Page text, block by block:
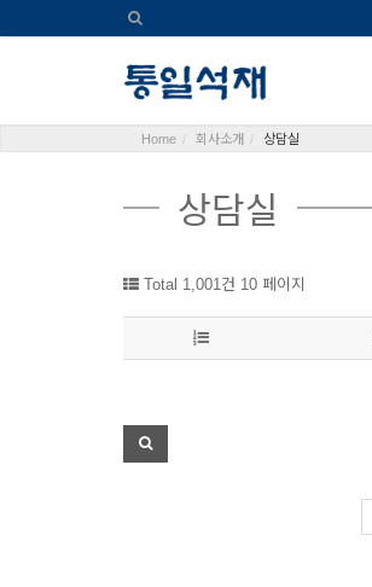
Home 회사소개 상담실
상담실
Total 1,001건 10 페이지